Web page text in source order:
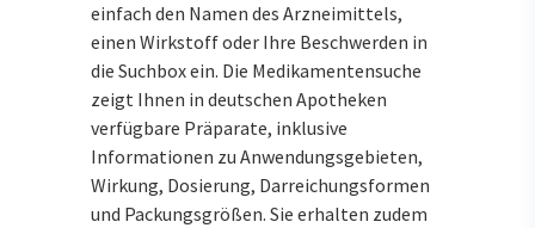
einfach den Namen des Arzneimittels,
einen Wirkstoff oder Ihre Beschwerden in
die Suchbox ein. Die Medikamentensuche
zeigt Ihnen in deutschen Apotheken
verfügbare Präparate, inklusive
Informationen zu Anwendungsgebieten,
Wirkung, Dosierung, Darreichungsformen
und Packungsgrößen. Sie erhalten zudem